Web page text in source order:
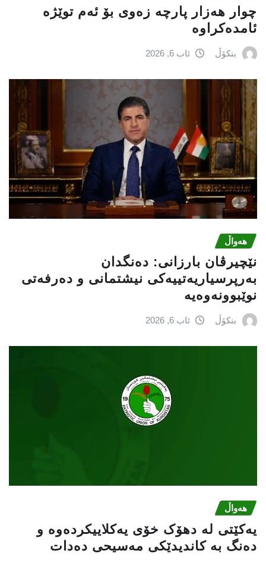
چوار هەزار پارچە زەوی بۆ ئەم توێژە
ئامدەکراوە
بنکۆڵ ئاب 6, 2026
هەواڵ
نێچيرڤان بارزانى: دەنگدان
بەرپرسیاريه‌تییەکی نیشتمانى و دەرفەتی
نوێبوونەوەیە
بنکۆڵ ئاب 6, 2026
هەواڵ
یەکێتی لە دهۆک خۆی یەکلاییکردەوە و
دەنگ بە کاندیدێکی مەسیحی دەدات